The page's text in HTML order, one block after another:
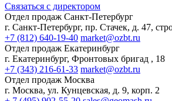
Связаться с директором
Отдел продаж Санкт-Петербург
г. Санкт-Петербург, пр. Стачек, д. 47,
+7 (812) 640-19-40 market@ozbt.ru
Отдел продаж Екатеринбург
г. Екатеринбург, Фронтовых бригад , 18
+7 (343) 216-61-33 market@ozbt.ru
Отдел продаж Москва
г. Москва, ул. Кунцевская, д. 9, корп. 2